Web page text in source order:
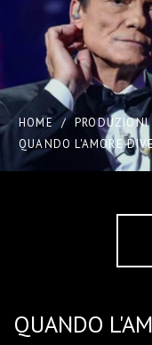
HOME / PRODUZIONI
QUANDO L'AMORE
QUANDO